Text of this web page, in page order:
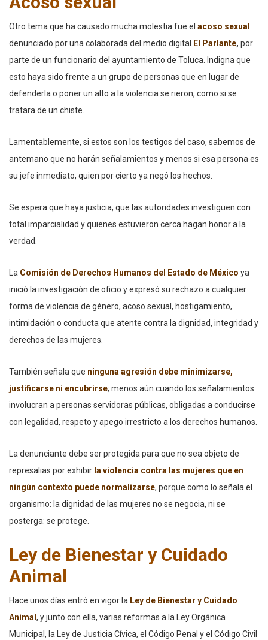
Otro tema que ha causado mucha molestia fue el acoso sexual
denunciado por una colaborada del medio digital
El Parlante, por
parte de un funcionario del ayuntamiento de Toluca. Indigna que
esto haya sido frente a un grupo de personas que en lugar de
defenderla o poner un alto a la violencia se rieron, como si se
tratara de un chiste.
Lamentablemente, si estos son los testigos del caso, sabemos de
antemano que no harán señalamientos y menos si esa persona es
su jefe inmediato, quien por cierto ya negó los hechos.
Se espera que haya justicia, que las autoridades investiguen con
total imparcialidad y quienes estuvieron cerca hagan honor a la
verdad.
La Comisión de Derechos Humanos del Estado de México ya
inició la investigación de oficio y expresó su rechazo a cualquier
forma de violencia de género, acoso sexual, hostigamiento,
intimidación o conducta que atente contra la dignidad, integridad y
derechos de las mujeres.
También señala que ninguna agresión debe minimizarse,
justificarse ni encubrirse; menos aún cuando los señalamientos
involucran a personas servidoras públicas, obligadas a conducirse
con legalidad, respeto y apego irrestricto a los derechos humanos.
La denunciante debe ser protegida para que no sea objeto de
represalias por exhibir la violencia contra las mujeres que en
ningún contexto puede normalizarse, porque como lo señala el
organismo: la dignidad de las mujeres no se negocia, ni se
posterga: se protege.
Ley de Bienestar y Cuidado
Animal
Hace unos días entró en vigor la Ley de Bienestar y Cuidado
Animal , y junto con ella, varias reformas a la Ley Orgánica
Municipal, la Ley de Justicia Cívica, el Código Penal y el Código Civil